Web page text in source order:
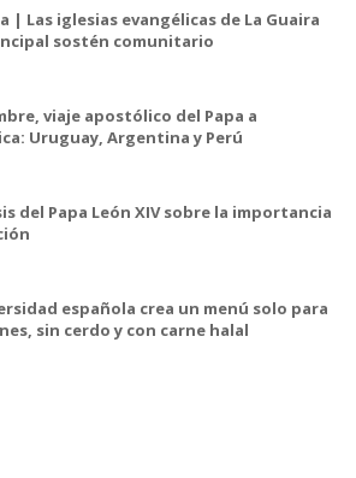
| Las iglesias evangélicas de La Guaira
sostén comunitario
viaje apostólico del Papa a
Uruguay, Argentina y Perú
del Papa León XIV sobre la importancia
española crea un menú solo para
sin cerdo y con carne halal